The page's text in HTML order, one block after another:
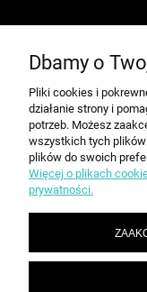
Dbamy o
Pliki cookies i
działanie strony i
potrzeb. Możesz
wszystkich tych
plików do swoich
Więcej o plikach
prywatności.